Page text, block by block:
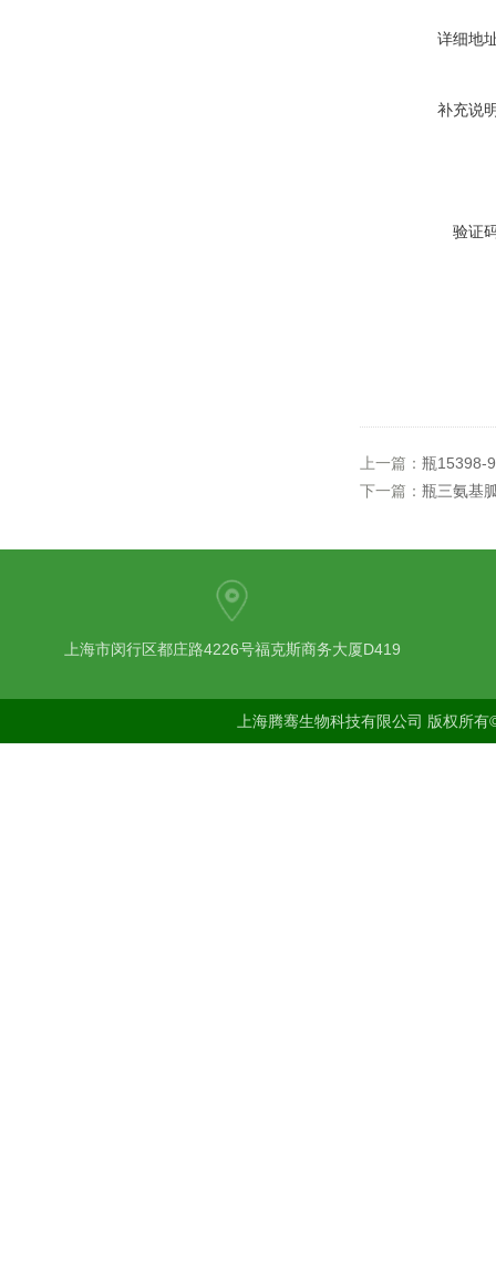
详细地
补充说
验证
上一篇： 瓶15398-
下一篇： 瓶三氨基
上海市闵行区都庄路4226号福克斯商务大厦D419
上海腾骞生物科技有限公司 版权所